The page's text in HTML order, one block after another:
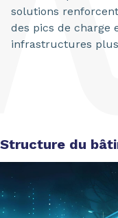
solutions
des pics de charge
infrastructures
Structure du